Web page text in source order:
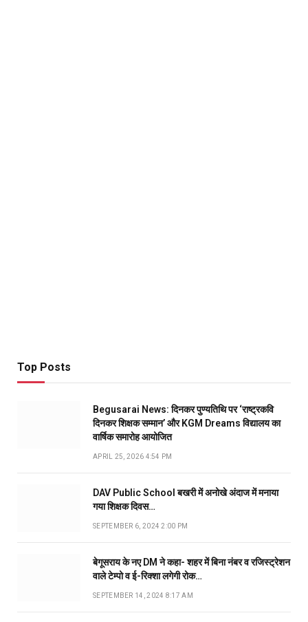
Top Posts
Begusarai News: दिनकर पुण्यतिथि पर ‘राष्ट्रकवि
दिनकर शिक्षक सम्मान’ और KGM Dreams विद्यालय का
वार्षिक समारोह आयोजित
APRIL 25, 2026 4:54 PM
DAV Public School बखरी में अनोखे अंदाज में मनाया
गया शिक्षक दिवस…
SEPTEMBER 6, 2024 2:00 PM
बेगूसराय के नए DM ने कहा- शहर में बिना नंबर व रजिस्ट्रेशन
वाले टेम्पो व ई-रिक्शा लगेगी रोक…
SEPTEMBER 14, 2024 8:17 AM